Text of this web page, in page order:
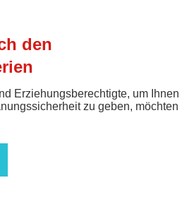
den
Erziehungsberechtigte, um Ihnen
zu geben, möchten